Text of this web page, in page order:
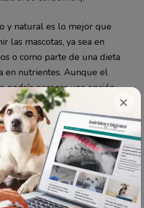
y natural es lo mejor que
las mascotas, ya sea en
o como parte de una dieta
en nutrientes. Aunque el
podría parecer una opción
de las marcas a
cantidades muy altas de
es seguro para los felinos.
también genera muchos
a menudo se somete a un
además, tiene niveles
de nitrato de sodio. Procura
×